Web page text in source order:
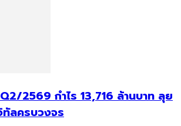
2569 กำไร 13,716 ล้านบาท ลุย
ลครบวงจร